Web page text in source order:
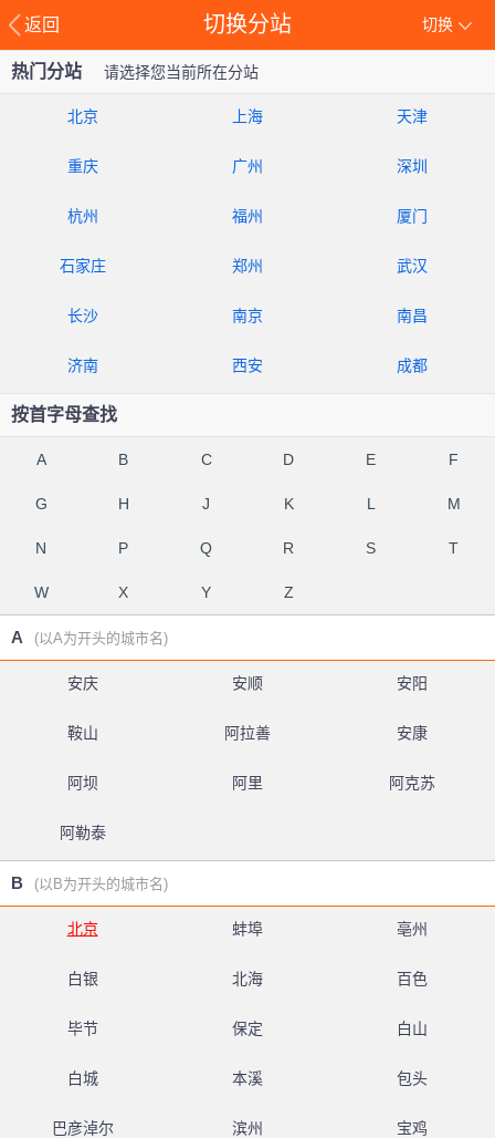
返回 切换
切换分站
热门分站 请选择您当前所在分站
北京 上海 天津
重庆 广州 深圳
杭州 福州 厦门
石家庄 郑州 武汉
长沙 南京 南昌
济南 西安 成都
按首字母查找
A B C D E F
G H J K L M
N P Q R S T
W X Y Z
A (以A为开头的城市名)
安庆 安顺 安阳
鞍山 阿拉善 安康
阿坝 阿里 阿克苏
阿勒泰
B (以B为开头的城市名)
北京 蚌埠 亳州
白银 北海 百色
毕节 保定 白山
白城 本溪 包头
巴彦淖尔 滨州 宝鸡